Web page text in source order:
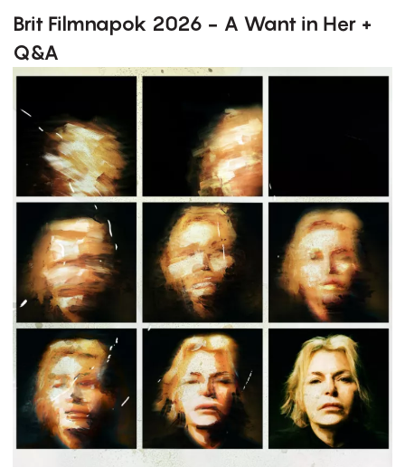
Brit Filmnapok 2026 - A Want in Her +
Q&A